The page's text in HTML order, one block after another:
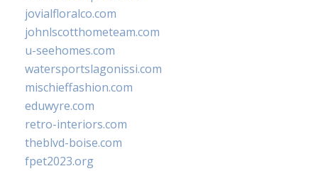
jovialfloralco.com
johnlscotthometeam.com
u-seehomes.com
watersportslagonissi.com
mischieffashion.com
eduwyre.com
retro-interiors.com
theblvd-boise.com
fpet2023.org